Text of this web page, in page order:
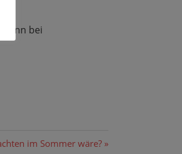
bei
im Sommer wäre?